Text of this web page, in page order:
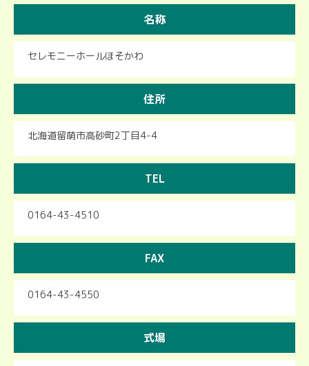
名称
セレモニーホールほそかわ
住所
北海道留萌市高砂町2丁目4-4
TEL
0164-43-4510
FAX
0164-43-4550
式場